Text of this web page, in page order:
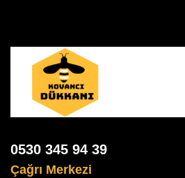
0530 345 94 39
Çağrı Merkezi